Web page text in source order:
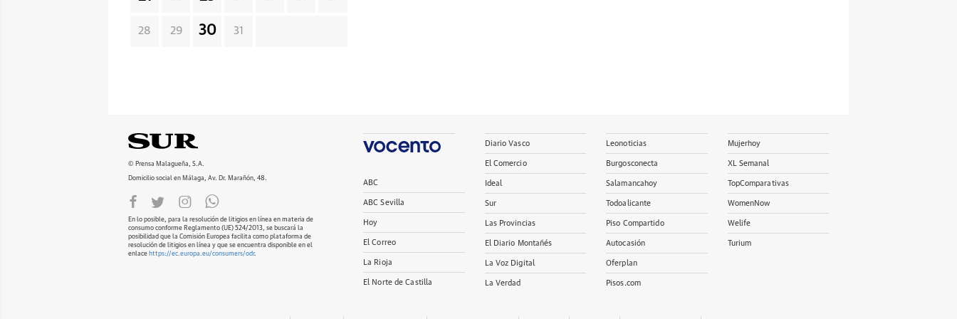
28 29 30 31
© Prensa Malagueña, S.A.
Domicilio social en Málaga, Av. Dr. Marañón, 48.
En lo posible, para la resolución de litigios en línea en materia de
consumo conforme Reglamento (UE) 524/2013, se buscará la
posibilidad que la Comisión Europea facilita como plataforma de
resolución de litigios en línea y que se encuentra disponible en el
enlace https://ec.europa.eu/consumers/odr.
ABC
ABC Sevilla
Hoy
El Correo
La Rioja
El Norte de Castilla
Diario Vasco
El Comercio
Ideal
Sur
Las Provincias
El Diario Montañés
La Voz Digital
La Verdad
Leonoticias
Burgosconecta
Salamancahoy
Todoalicante
Piso Compartido
Autocasión
Oferplan
Pisos.com
Mujerhoy
XL Semanal
TopComparativas
WomenNow
Welife
Turium